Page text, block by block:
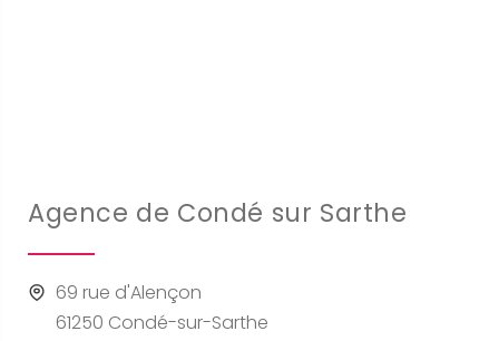
Agence de Condé sur Sarthe
69 rue d'Alençon
61250 Condé-sur-Sarthe